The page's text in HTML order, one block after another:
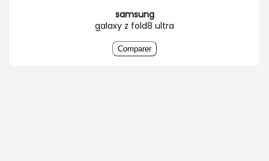
samsung
galaxy z fold8 ultra
Comparer